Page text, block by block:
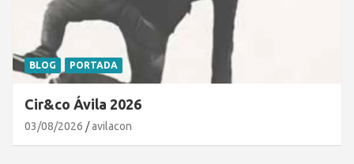
BLOG PORTADA
Cir&co Ávila 2026
03/08/2026 avilacon